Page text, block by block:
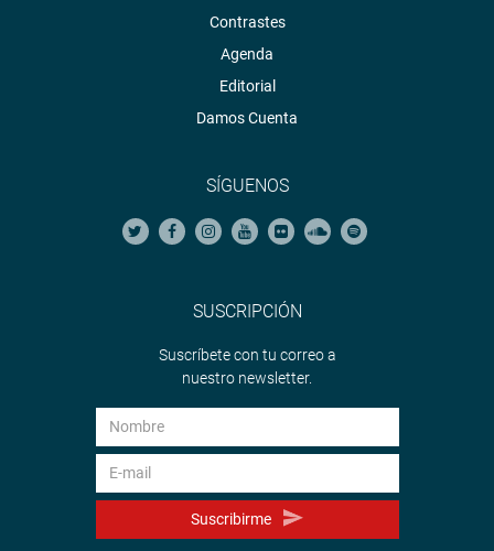
Contrastes
Agenda
Editorial
Damos Cuenta
SÍGUENOS
SUSCRIPCIÓN
Suscríbete con tu correo a
nuestro newsletter.
Suscribirme